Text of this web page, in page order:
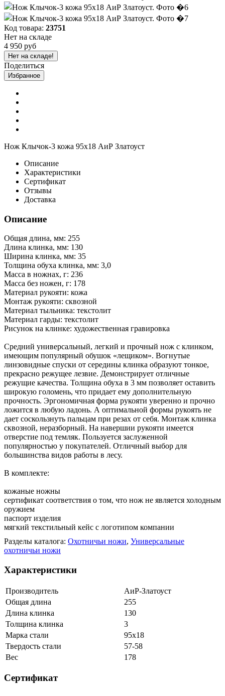
Код товара: 23751
Нет на складе
4 950 руб
Нет на складе!
Поделиться
Избранное
Нож Клычок-3 кожа 95х18 АиР Златоуст
Описание
Характеристики
Сертификат
Отзывы
Доставка
Описание
Общая длина, мм: 255
Длина клинка, мм: 130
Ширина клинка, мм: 35
Толщина обуха клинка, мм: 3,0
Масса в ножнах, г: 236
Масса без ножен, г: 178
Материал рукояти: кожа
Монтаж рукояти: сквозной
Материал тыльника: текстолит
Материал гарды: текстолит
Рисунок на клинке: художественная гравировка
Средний универсальный, легкий и прочный нож с клинком,
имеющим популярный обушок «лещиком». Вогнутые
линзовидные спуски от середины клинка образуют тонкое,
прекрасно режущее лезвие. Демонстрирует отличные
режущие качества. Толщина обуха в 3 мм позволяет оставить
широкую голомень, что придает ему дополнительную
прочность. Эргономичная форма рукояти уверенно и прочно
ложится в любую ладонь. А оптимальной формы рукоять не
дает соскользнуть пальцам при резах от себя. Монтаж клинка
сквозной, неразборный. На навершии рукояти имеется
отверстие под темляк. Пользуется заслуженной
популярностью у покупателей. Отличный выбор для
большинства видов работы в лесу.
В комплекте:
кожаные ножны
сертификат соответствия о том, что нож не является холодным
оружием
паспорт изделия
мягкий текстильный кейс с логотипом компании
Разделы каталога: Охотничьи ножи, Универсальные
охотничьи ножи
Характеристики
Производитель
АиР-Златоуст
Общая длина
255
Длина клинка
130
Толщина клинка
3
Марка стали
95х18
Твердость стали
57-58
Вес
178
Сертификат